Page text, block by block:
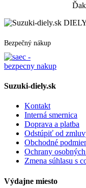
Bezpečný nákup
Suzuki-diely.sk
Kontakt
Interná smernica
Doprava a platba
Odstúpiť od
Obchodné
Ochrany
Zmena súhlasu s
Výdajne miesto